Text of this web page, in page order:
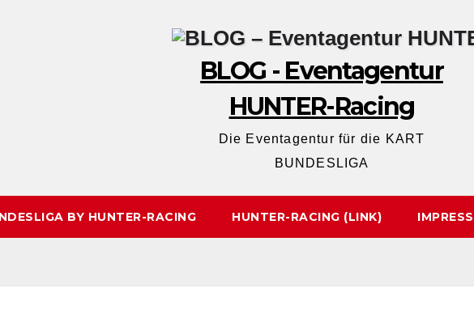
BLOG - Eventagentur
HUNTER-Racing
Die Eventagentur für die KART
BUNDESLIGA
BY HUNTER-RACING HUNTER-RACING (LINK)